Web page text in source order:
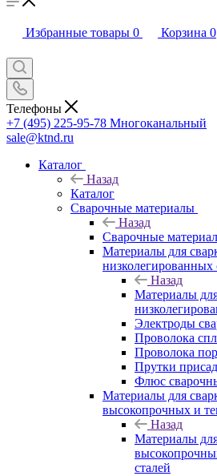
Избранные товары 0 Корзина 0
Телефоны
+7 (495) 225-95-78 Многоканальный
sale@ktnd.ru
Каталог
Назад
Каталог
Сварочные материалы
Назад
Сварочные
Материалы для
низколегированных
Назад
Материалы
Электроды
Проволока
Проволока
Прутки
Флюс
Материалы для
высокопрочных и
Назад
Материалы
сталей